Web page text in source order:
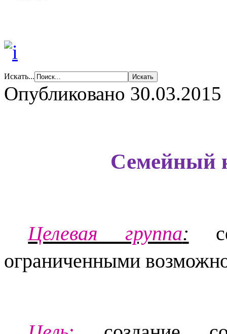
Искать...
Опубликовано
Семейный
Целевая группа:
ограниченными